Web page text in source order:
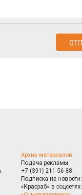
Архив материалов
Подача рекламы:
+7 (391) 211-56-88
Подписка на новости:
«Красраб» в соцсетях: